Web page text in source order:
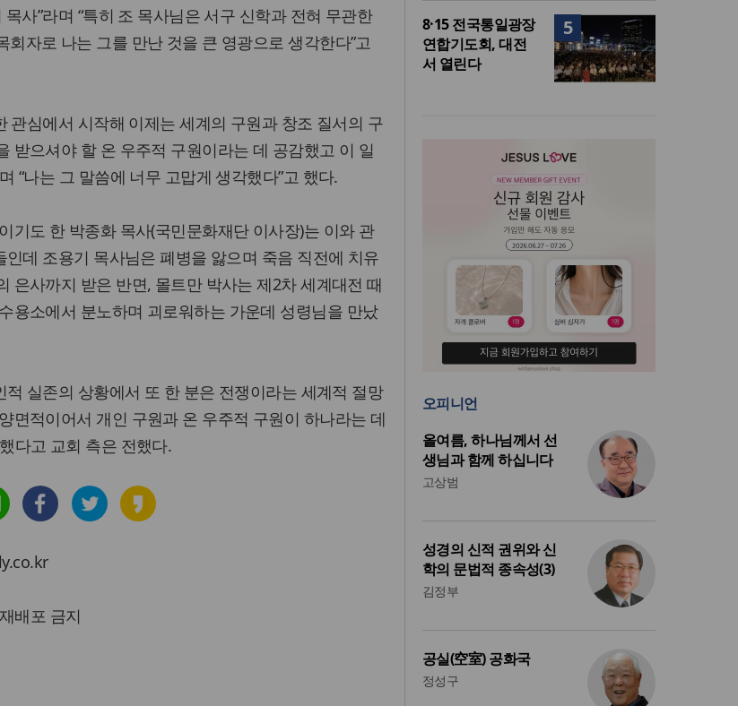
사”라며 “특히 조 목사님은 서구 신학과 전혀 무관한
자로 나는 그를 만난 것을 큰 영광으로 생각한다”고
관심에서 시작해 이제는 세계의 구원과 창조 질서의 구
받으셔야 할 온 우주적 구원이라는 데 공감했고 이 일
“나는 그 말씀에 너무 고맙게 생각했다”고 했다.
기도 한 박종화 목사(국민문화재단 이사장)는 이와 관
인데 조용기 목사님은 폐병을 앓으며 죽음 직전에 치유
은사까지 받은 반면, 몰트만 박사는 제2차 세계대전 때
용소에서 분노하며 괴로워하는 가운데 성령님을 만났
실존의 상황에서 또 한 분은 전쟁이라는 세계적 절망
면적이어서 개인 구원과 온 우주적 구원이 하나라는 데
다고 교회 측은 전했다.
배포 금지
5
8·15 전국통일광장
연합기도회, 대전
서 열린다
오피니언
올여름, 하나님께서 선
생님과 함께 하십니다
고상범
성경의 신적 권위와 신
학의 문법적 종속성(3)
김정부
공실(空室) 공화국
정성구